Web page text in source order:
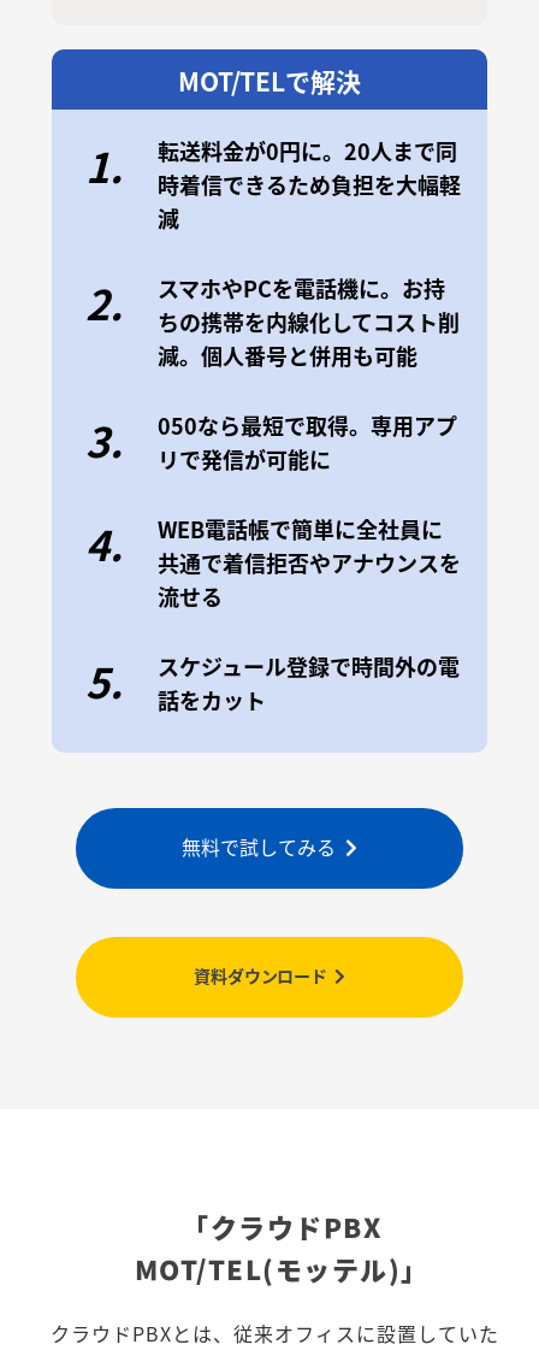
MOT/TELで解決
1.
転送料金が0円に。20人まで同
時着信できるため負担を大幅軽
減
2.
スマホやPCを電話機に。お持
ちの携帯を内線化してコスト削
減。個人番号と併用も可能
3.
050なら最短で取得。専用アプ
リで発信が可能に
4.
WEB電話帳で簡単に全社員に
共通で着信拒否やアナウンスを
流せる
5.
スケジュール登録で時間外の電
話をカット
無料で試してみる
資料ダウンロード
「クラウドPBX
MOT/TEL(モッテル)」
クラウドPBXとは、従来オフィスに設置していた